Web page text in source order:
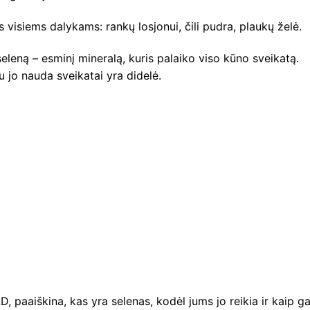
dalykams: rankų losjonui, čili pudra, plaukų želė.
– esminį mineralą, kuris palaiko viso kūno sveikatą.
jo nauda sveikatai yra didelė.
paaiškina, kas yra selenas, kodėl jums jo reikia ir kaip